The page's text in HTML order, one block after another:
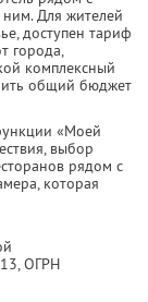
Для жителей
доступен тариф
города,
комплексный
общий бюджет
«Моей
выбор
рядом с
которая
, ОГРН